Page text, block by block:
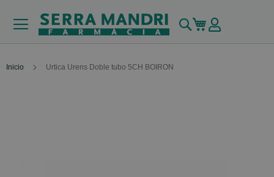
Buscar
Mi carrito
Inicio Urtica Urens Doble tubo 5CH BOIRON